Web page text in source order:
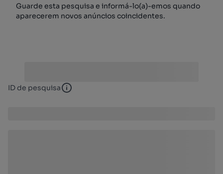
Guarde esta pesquisa e informá-lo(a)-emos quando
aparecerem novos anúncios coincidentes.
ID de pesquisa ID de pesquisa